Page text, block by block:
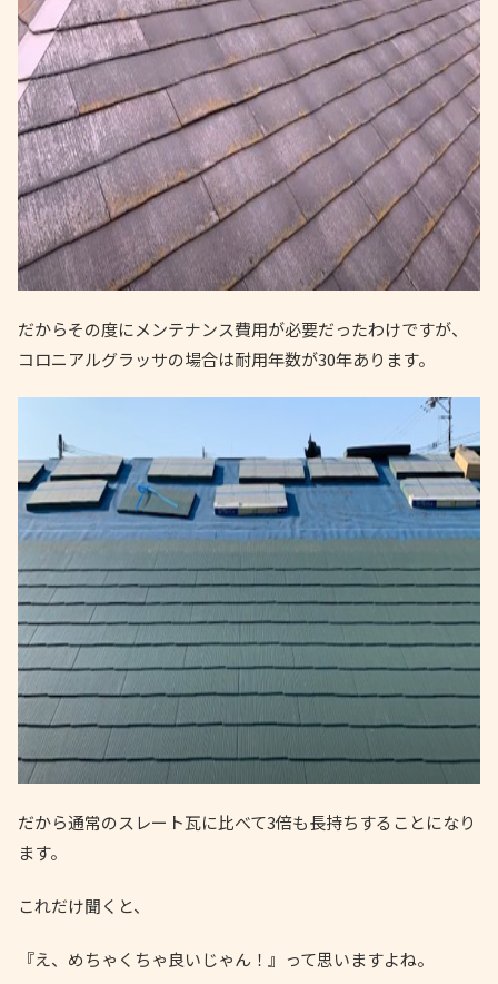
だからその度にメンテナンス費用が必要だったわけですが、
コロニアルグラッサの場合は耐用年数が30年あります。
だから通常のスレート瓦に比べて3倍も長持ちすることになり
ます。
これだけ聞くと、
『え、めちゃくちゃ良いじゃん！』って思いますよね。